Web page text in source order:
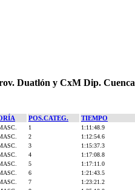
Duatlón y CxM Dip. Cuenca
POS.CATEG. TIEMPO
1 1:11:48.9
2 1:12:54.6
3 1:15:37.3
4 1:17:08.8
5 1:17:11.0
6 1:21:43.5
7 1:23:21.2